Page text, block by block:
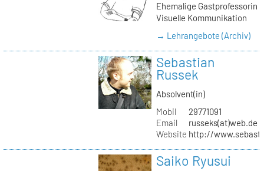
Ehemalige Gastprofessorin
Visuelle Kommunikation
→ Lehrangebote (Archiv)
Sebastian
Russek
Absolvent(in)
Mobil
29771091
Email
russeks(at)web.de
Website http://
Saiko Ryusui